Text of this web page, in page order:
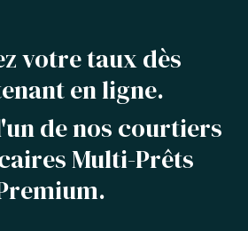
votre taux dès
en ligne.
de nos courtiers
Multi-Prêts